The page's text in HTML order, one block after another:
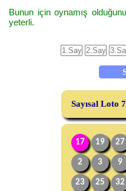
Bunun için oynamış
yeterli.
Sayısal Loto
17 19 27
2 3 9
23 25 32